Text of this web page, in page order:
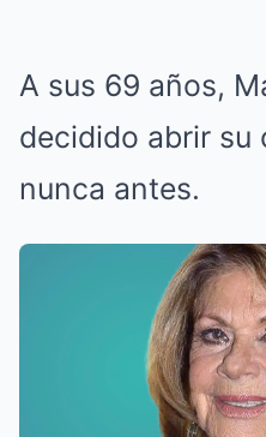
A sus 69 años,
decidido abrir su
nunca antes.